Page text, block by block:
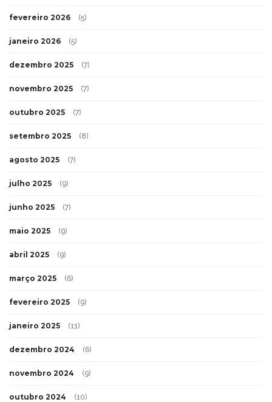
fevereiro 2026 (5)
janeiro 2026 (5)
dezembro 2025 (7)
novembro 2025 (7)
outubro 2025 (7)
setembro 2025 (8)
agosto 2025 (7)
julho 2025 (9)
junho 2025 (7)
maio 2025 (9)
abril 2025 (9)
março 2025 (6)
fevereiro 2025 (9)
janeiro 2025 (11)
dezembro 2024 (6)
novembro 2024 (9)
outubro 2024 (10)